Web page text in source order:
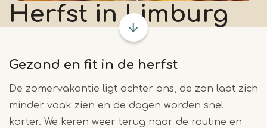
Herfst in Limburg
Gezond en fit in de herfst
De zomervakantie ligt achter ons, de zon laat zich
minder vaak zien en de dagen worden snel
korter. We keren weer terug naar de routine en